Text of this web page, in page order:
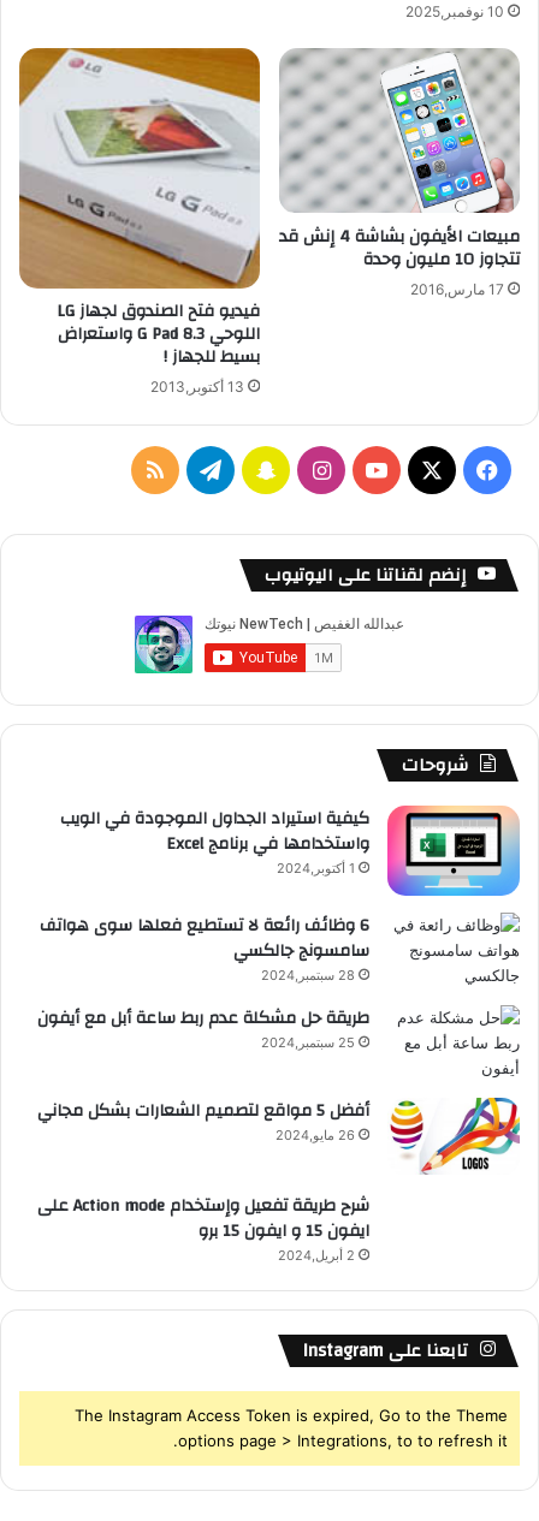
10 نوفمبر,2025
مبيعات الأيفون بشاشة 4 إنش قد
تتجاوز 10 مليون وحدة
17 مارس,2016
فيديو فتح الصندوق لجهاز LG
اللوحي G Pad 8.3 واستعراض
بسيط للجهاز !
13 أكتوبر,2013
فيسبوك
‫X
‫YouTubeانستقرامسناب تيلقرامملخص
إنضم لقناتنا على اليوتيوب
شروحات
كيفية استيراد الجداول الموجودة في الويب
واستخدامها في برنامج Excel
1 أكتوبر,2024
6 وظائف رائعة لا تستطيع فعلها سوى هواتف
سامسونج جالكسي
28 سبتمبر,2024
طريقة حل مشكلة عدم ربط ساعة أبل مع أيفون
25 سبتمبر,2024
أفضل 5 مواقع لتصميم الشعارات بشكل مجاني
26 مايو,2024
شرح طريقة تفعيل وإستخدام Action mode على
ايفون 15 و ايفون 15 برو
2 أبريل,2024
تابعنا على Instagram
The Instagram Access Token is expired, Go to the Theme
options page > Integrations, to to refresh it.